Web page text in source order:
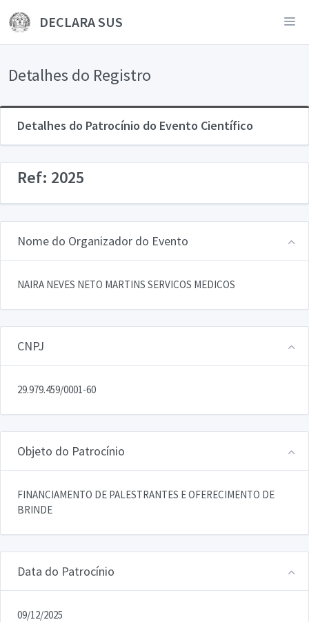
DECLARA SUS
Detalhes do Registro
Detalhes do Patrocínio do Evento Científico
Ref: 2025
Nome do Organizador do Evento
NAIRA NEVES NETO MARTINS SERVICOS MEDICOS
CNPJ
29.979.459/0001-60
Objeto do Patrocínio
FINANCIAMENTO DE PALESTRANTES E OFERECIMENTO DE
BRINDE
Data do Patrocínio
09/12/2025